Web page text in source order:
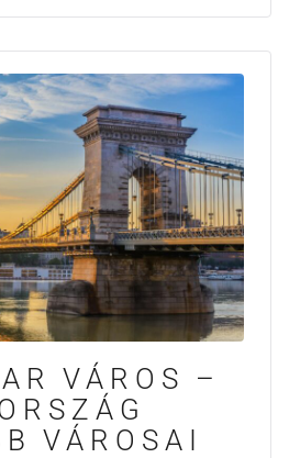
VÁROS –
VÁROSAI